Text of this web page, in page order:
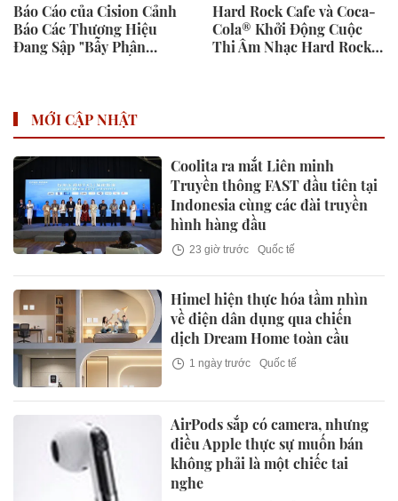
Báo Cáo của Cision Cảnh
Báo Các Thương Hiệu
Đang Sập "Bẫy Phân
Hard Rock Cafe và Coca-
Cola® Khởi Động Cuộc
Thi Âm Nhạc Hard Rock
MỚI CẬP NHẬT
Coolita ra mắt Liên minh
Truyền thông FAST đầu tiên tại
Indonesia cùng các đài truyền
hình hàng đầu
23 giờ trước Quốc tế
Himel hiện thực hóa tầm nhìn
về điện dân dụng qua chiến
dịch Dream Home toàn cầu
1 ngày trước Quốc tế
AirPods sắp có camera, nhưng
điều Apple thực sự muốn bán
không phải là một chiếc tai
nghe